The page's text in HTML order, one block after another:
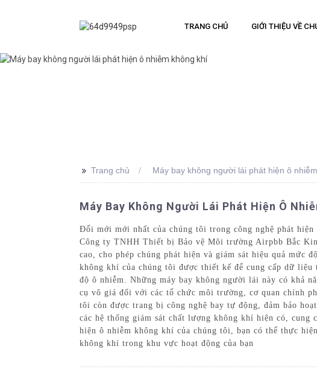
TRANG CHỦ GIỚI THIỆU VỀ
>> Trang chủ Máy bay không người lái phát hiện ô
Máy Bay Không Người Lái Phát Hiện Ô
Đổi mới mới nhất của chúng tôi trong công nghệ phát
Công ty TNHH Thiết bị Bảo vệ Môi trường Airpbb Bắc
cao, cho phép chúng phát hiện và giám sát hiệu quả mức
không khí của chúng tôi được thiết kế để cung cấp dữ
độ ô nhiễm. Những máy bay không người lái này có khả
cụ vô giá đối với các tổ chức môi trường, cơ quan chính
tôi còn được trang bị công nghệ bay tự động, đảm bảo
các hệ thống giám sát chất lượng không khí hiện có,
hiện ô nhiễm không khí của chúng tôi, bạn có thể thực
không khí trong khu vực hoạt động của bạn